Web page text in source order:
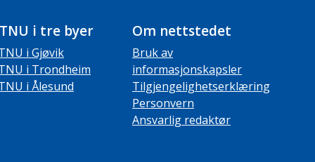
i tre byer
i Gjøvik
i Trondheim
i Ålesund
Om nettstedet
Bruk av
informasjonskapsler
Tilgjengelighetserklæring
Personvern
Ansvarlig redaktør